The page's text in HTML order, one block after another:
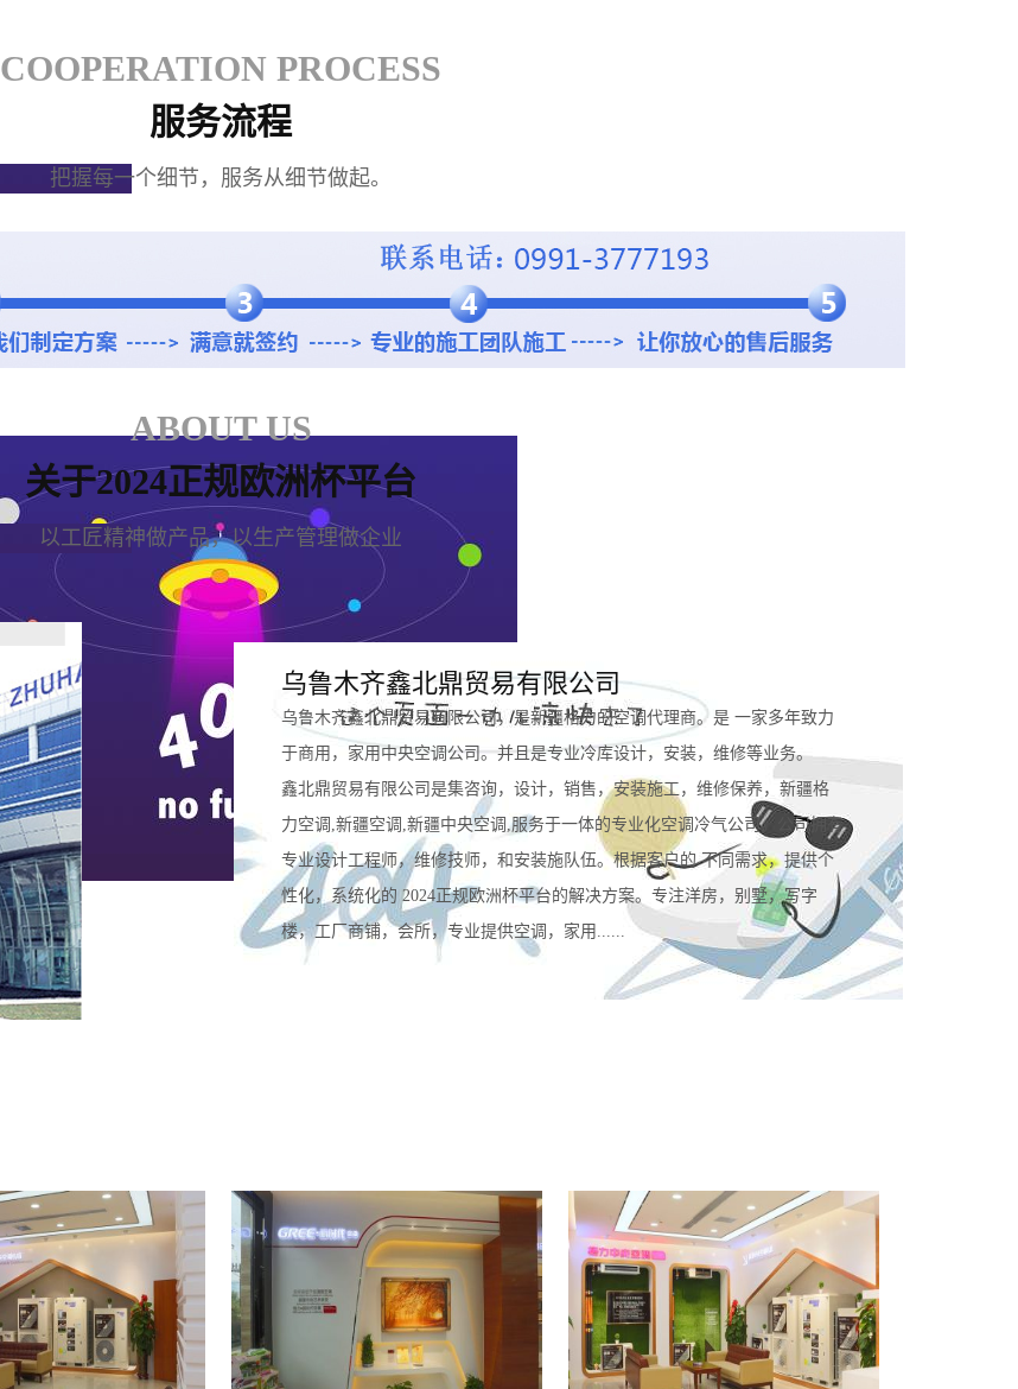
COOPERATION PROCESS
服务流程
把握每一个细节，服务从细节做起。
ABOUT US
关于2024正规欧洲杯平台
以工匠精神做产品，以生产管理做企业
乌鲁木齐鑫北鼎贸易有限公司
乌鲁木齐鑫北鼎贸易有限公司，是新疆格力的空调代理商。是 一家多年致力
于商用，家用中央空调公司。并且是专业冷库设计，安装，维修等业务。
鑫北鼎贸易有限公司是集咨询，设计，销售，安装施工，维修保养，新疆格
力空调,新疆空调,新疆中央空调,服务于一体的专业化空调冷气公司。公司拥有
专业设计工程师，维修技师，和安装施队伍。根据客户的 不同需求，提供个
性化，系统化的 2024正规欧洲杯平台的解决方案。专注洋房，别墅，写字
楼，工厂商铺，会所，专业提供空调，家用......